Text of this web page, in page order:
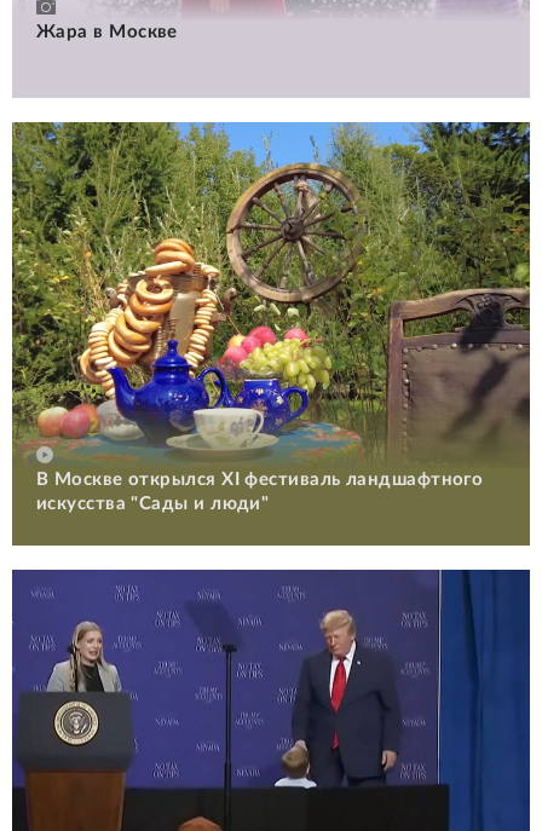
Жара в Москве
В Москве открылся XI фестиваль ландшафтного
искусства "Сады и люди"